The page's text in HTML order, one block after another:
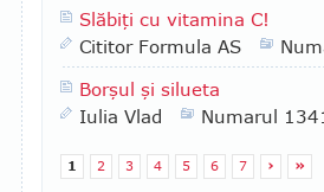
Slăbiţi cu vitamina C!
Cititor Formula AS
Borşul şi silueta
Iulia Vlad
Numarul
1 2 3 4 5 6 7 › »